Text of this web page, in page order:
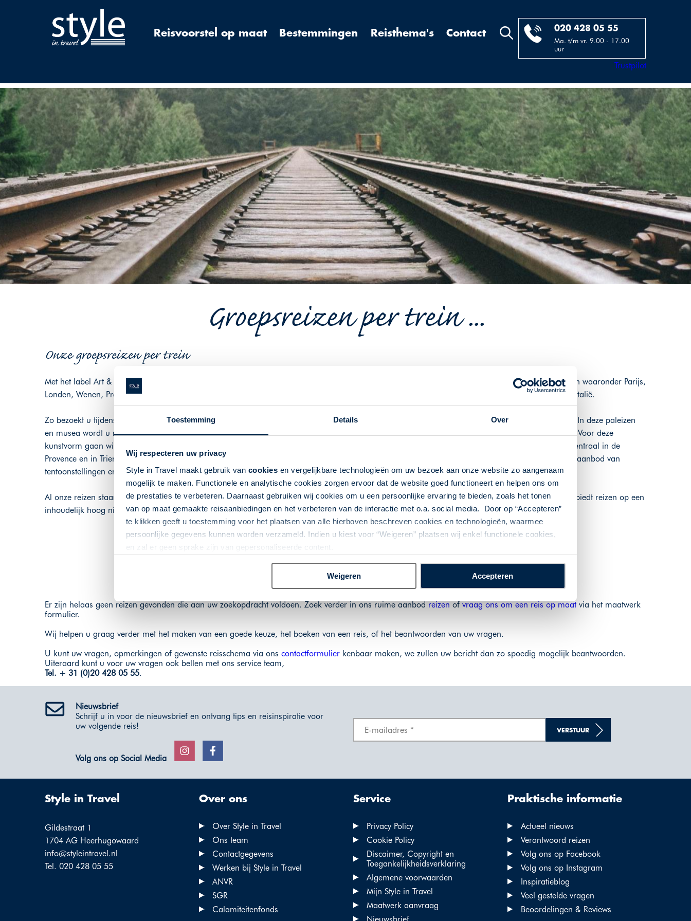
Toestemming Details Over
Wij respecteren uw privacy
Style in Travel maakt gebruik van cookies en vergelijkbare technologieën om uw bezoek aan onze website zo aangenaam
mogelijk te maken. Functionele en analytische cookies zorgen ervoor dat de website goed functioneert en helpen ons om
de prestaties te verbeteren. Daarnaast gebruiken wij cookies om u een persoonlijke ervaring te bieden, zoals het tonen
van op maat gemaakte reisaanbiedingen en het verbeteren van de interactie met o.a. social media. Door op “Accepteren”
te klikken geeft u toestemming voor het plaatsen van alle hierboven beschreven cookies en technologieën, waarmee
persoonlijke gegevens kunnen worden verzameld. Indien u kiest voor “Weigeren” plaatsen wij enkel functionele cookies,
en zal er geen sprake zijn van gepersonaliseerde content.
Weigeren Accepteren
020 428 05 55
Ma. t/m vr. 9.00 - 17.00
uur
Reisvoorstel op maat Bestemmingen Reisthema's Contact
Trustpilot
Groepsreizen per trein ...
Onze groepsreizen per trein
Met het label Art & Culture biedt Style in Travel Groepsreizen nu ook reizen per trein aan naar een groot aantal cultureel interessante bestemmingen waaronder Parijs,
Londen, Wenen, Praag en diverse steden in Duitsland. Tevens bieden wij een aantal trein rondreizen binnen Zuid-Europa aan en dan met name in Italië.
Zo bezoekt u tijdens een kunstreis naar Parijs de monumentale stadspaleizen die dankzij kapitaalkrachtige mecenassen in volle glorie hersteld zijn. In deze paleizen
en musea wordt u rondgeleid langs beroemde verzamelingen Franse antieke kunst maar ook langs spectaculaire uitingen van hedendaagse kunst. Voor deze
kunstvorm gaan wij uiteraard naar de Biënnale in Venetië en naar de Documenta in Kassel. Archeologie en geschiedenis van de Romeinen staan centraal in de
Provence en in Trier, waar belangrijke tentoonstellingen te zien zullen zijn over de ondergang van het Romeinse Rijk. Wij houden voor u het actuele aanbod van
tentoonstellingen en musea in de gaten.
Al onze reizen staan onder begeleiding van deskundigen op verschillende vakgebieden: kunst, archeologie, geschiedenis en muziek. Art & Culture biedt reizen op een
inhoudelijk hoog niveau met tijdens de reis inleidingen en lezingen.
Het reisaanbod...
Er zijn helaas geen reizen gevonden die aan uw zoekopdracht voldoen. Zoek verder in ons ruime aanbod reizen of vraag ons om een reis op maat via het maatwerk
formulier.
Wij helpen u graag verder met het maken van een goede keuze, het boeken van een reis, of het beantwoorden van uw vragen.
U kunt uw vragen, opmerkingen of gewenste reisschema via ons contactformulier kenbaar maken, we zullen uw bericht dan zo spoedig mogelijk beantwoorden.
Uiteraard kunt u voor uw vragen ook bellen met ons service team,
Tel. + 31 (0)20 428 05 55.
Nieuwsbrief
Schrijf u in voor de nieuwsbrief en ontvang tips en reisinspiratie voor
uw volgende reis!
Volg ons op Social Media
VERSTUUR
Style in Travel
Gildestraat 1
1704 AG Heerhugowaard
info@styleintravel.nl
Tel. 020 428 05 55
Over ons
Over Style in Travel
Ons team
Contactgegevens
Werken bij Style in Travel
ANVR
SGR
Calamiteitenfonds
Service
Privacy Policy
Cookie Policy
Discaimer, Copyright en
Toegankelijkheidsverklaring
Algemene voorwaarden
Mijn Style in Travel
Maatwerk aanvraag
Praktische informatie
Actueel nieuws
Verantwoord reizen
Volg ons op Facebook
Volg ons op Instagram
Inspiratieblog
Veel gestelde vragen
Beoordelingen & Reviews